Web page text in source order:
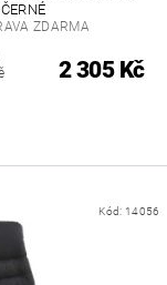
ČERNÉ
ZDARMA
2 305 Kč
Kód: 14056